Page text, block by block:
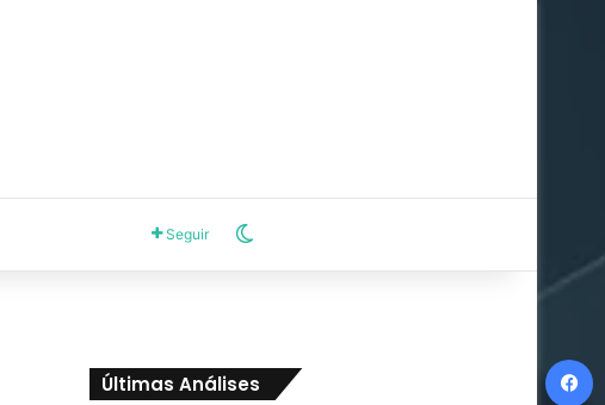
Seguir
Últimas Análises